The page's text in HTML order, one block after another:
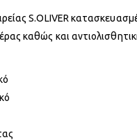
S.OLIVER
καθώς και